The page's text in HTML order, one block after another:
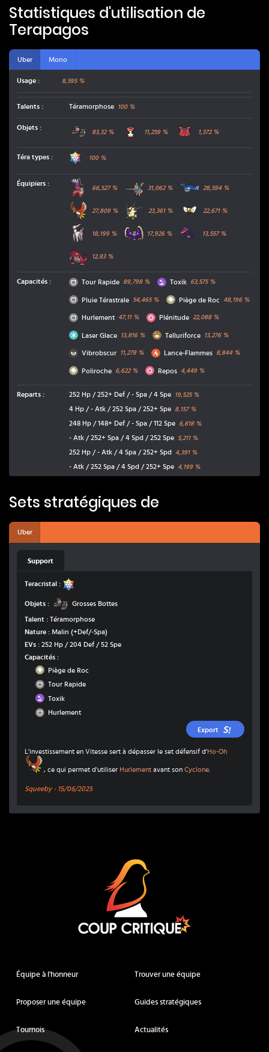
Statistiques d'utilisation de
Terapagos
Uber Mono
Usage : 8,595 %
Talents : Téramorphose 100%
Objets : Grosses Bottes
83,32% 11,259% 1,372%
Téra types : Stellaire
100%
Équipiers :
66,527%
Zacian Épée Suprême
31,062% 28,594%
27,809%
Necrozma Crinière du Couchant
23,361% 22,671%
18,199% 17,926% 13,557%
12,83%
Capacités : Normal
Tour Rapide 89,798% Poison
Toxik 63,575%
Normal
Pluie Térastrale 54,465% Roche
Piège de Roc 48,196%
Normal
Hurlement 47,11% PsyPlénitude 22,088%
Glace
Laser Glace 13,816% SolTelluriforce 13,276%
Ténèbres
Vibrobscur 11,278% FeuLance-Flammes 8,844%
Roche
Poliroche 6,622% PsyRepos 4,449%
Reparts : 252 Hp / 252+ Def / - Spa / 4 Spe 19,525%
4 Hp / - Atk / 252 Spa / 252+ Spe 8,157%
248 Hp / 148+ Def / - Spa / 112 Spe 6,818%
- Atk / 252+ Spa / 4 Spd / 252 Spe 5,211%
252 Hp / - Atk / 4 Spa / 252+ Spd 4,391%
- Atk / 252 Spa / 4 Spd / 252+ Spe 4,199%
Sets stratégiques de
Uber
Support
Teracristal :
Objets : Grosses Bottes
Talent : Téramorphose
Nature : Malin (+Def/-Spa)
EVs : 252 Hp / 204 Def / 52 Spe
Capacités :
Roche
Piège de Roc
Normal
Tour Rapide
Poison
Toxik
Normal
Hurlement
Export
L'investissement en Vitesse sert à dépasser le set défensif d'Ho-Oh
, ce qui permet d'utiliser Hurlement avant son Cyclone
Squeeby - 15/06/2025
Équipe à l'honneur Trouver une équipe
Proposer une équipe Guides stratégiques
Tournois Actualités